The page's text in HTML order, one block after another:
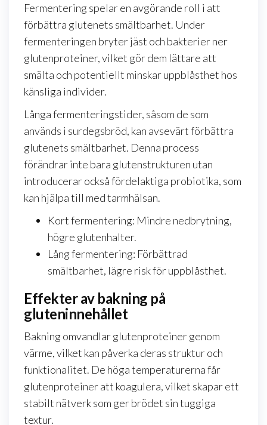
Fermentering spelar en avgörande roll i att
förbättra glutenets smältbarhet. Under
fermenteringen bryter jäst och bakterier ner
glutenproteiner, vilket gör dem lättare att
smälta och potentiellt minskar uppblåsthet hos
känsliga individer.
Långa fermenteringstider, såsom de som
används i surdegsbröd, kan avsevärt förbättra
glutenets smältbarhet. Denna process
förändrar inte bara glutenstrukturen utan
introducerar också fördelaktiga probiotika, som
kan hjälpa till med tarmhälsan.
Kort fermentering: Mindre nedbrytning,
högre glutenhalter.
Lång fermentering: Förbättrad
smältbarhet, lägre risk för uppblåsthet.
Effekter av bakning på
gluteninnehållet
Bakning omvandlar glutenproteiner genom
värme, vilket kan påverka deras struktur och
funktionalitet. De höga temperaturerna får
glutenproteiner att koagulera, vilket skapar ett
stabilt nätverk som ger brödet sin tuggiga
textur.